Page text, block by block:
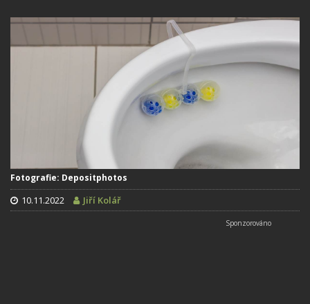
Fotografie: Depositphotos
10.11.2022 Jiří Kolář